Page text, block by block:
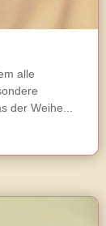
alle
der Weihe...